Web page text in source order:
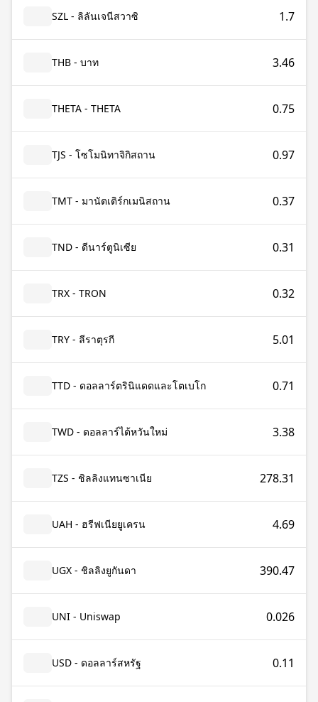
SZL - ลิลันเจนีสวาซิ 1.7
THB - บาท 3.46
THETA - THETA 0.75
TJS - โซโมนิทาจิกิสถาน 0.97
TMT - มานัตเติร์กเมนิสถาน 0.37
TND - ดีนาร์ตูนิเซีย 0.31
TRX - TRON 0.32
TRY - ลีราตุรกี 5.01
TTD - ดอลลาร์ตรินิแดดและโตเบโก 0.71
TWD - ดอลลาร์ไต้หวันใหม่ 3.38
TZS - ชิลลิงแทนซาเนีย 278.31
UAH - ฮรีฟเนียยูเครน 4.69
UGX - ชิลลิงยูกันดา 390.47
UNI - Uniswap 0.026
USD - ดอลลาร์สหรัฐ 0.11